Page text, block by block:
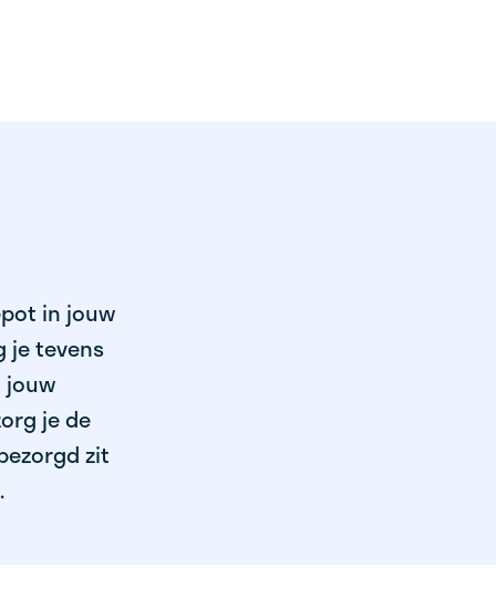
in jouw
je tevens
jouw
je de
zit